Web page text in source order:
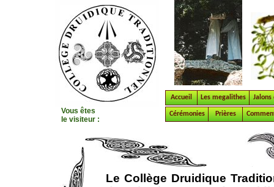
Le Collège Druidique
Vous êtes
le visiteur :
Cérémonies Prières
Accueil Les megalithes Jalons